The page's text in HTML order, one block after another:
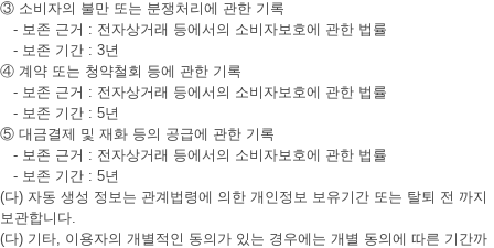
③ 소비자의 불만 또는 분쟁처리에 관한 기록
- 보존 근거 : 전자상거래 등에서의 소비자보호에 관한 법률
- 보존 기간 : 3년
④ 계약 또는 청약철회 등에 관한 기록
- 보존 근거 : 전자상거래 등에서의 소비자보호에 관한 법률
- 보존 기간 : 5년
⑤ 대금결제 및 재화 등의 공급에 관한 기록
- 보존 근거 : 전자상거래 등에서의 소비자보호에 관한 법률
- 보존 기간 : 5년
(다) 자동 생성 정보는 관계법령에 의한 개인정보 보유기간 또는 탈퇴 전 까지
보관합니다.
(다) 기타, 이용자의 개별적인 동의가 있는 경우에는 개별 동의에 따른 기간까